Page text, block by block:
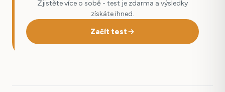
Zjistěte více o sobě - test je zdarma a výsledky
získáte ihned.
Začít test